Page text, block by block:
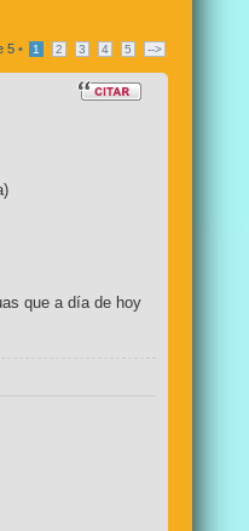
5• 1 2 3 4 5 -->
que a día de hoy